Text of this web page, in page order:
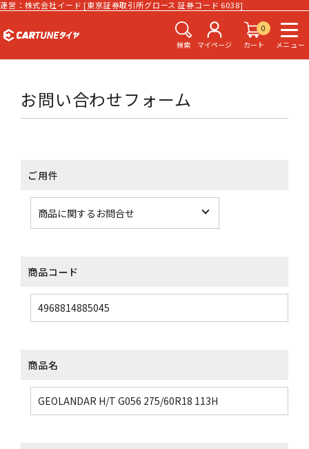
運営：株式会社イード [東京証券取引所グロース 証券コード 6038]
検索 マイページ
0
カート
メニュー
お問い合わせフォーム
ご用件
商品コード
商品名